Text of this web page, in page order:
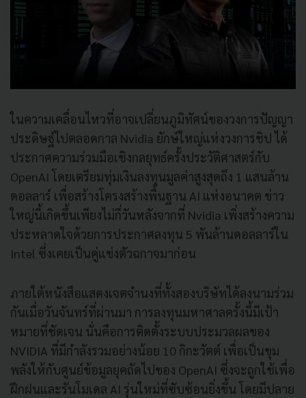
ในความเคลื่อนไหวที่อาจเปลี่ยนภูมิทัศน์ของวงการปัญญา
ประดิษฐ์ไปตลอดกาล Nvidia ยักษ์ใหญ่แห่งวงการชิป ได้
ประกาศความร่วมมือเชิงกลยุทธ์ครั้งประวัติศาสตร์กับ
OpenAI โดยเตรียมทุ่มเงินลงทุนมูลค่าสูงสุดถึง 1 แสนล้าน
ดอลลาร์ เพื่อสร้างโครงสร้างพื้นฐาน AI แห่งอนาคต ข่าว
ใหญ่นี้เกิดขึ้นเพียงไม่กี่วันหลังจากที่ Nvidia เพิ่งสร้างความ
ประหลาดใจด้วยการประกาศลงทุน 5 พันล้านดอลลาร์ใน
Intel ซึ่งเคยเป็นคู่แข่งตัวฉกาจมาก่อน
ภายใต้หนังสือแสดงเจตจำนงที่ทั้งสองบริษัทได้ลงนามร่วม
กันเมื่อวันจันทร์ที่ผ่านมา การลงทุนมหาศาลครั้งนี้มีเป้า
หมายที่ชัดเจน นั่นคือการติดตั้งระบบประมวลผลของ
NVIDIA ที่มีกำลังรวมอย่างน้อย 10 กิกะวัตต์ เพื่อเป็นขุม
พลังให้กับศูนย์ข้อมูลยุคถัดไปของ OpenAI ซึ่งจะถูกใช้เพื่อ
ฝึกฝนและรันโมเดล AI รุ่นใหม่ที่ซับซ้อนยิ่งขึ้น โดยมีปลาย